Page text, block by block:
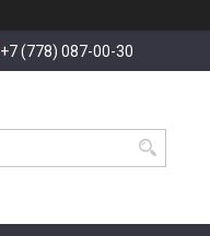
+7 (778) 087-00-30